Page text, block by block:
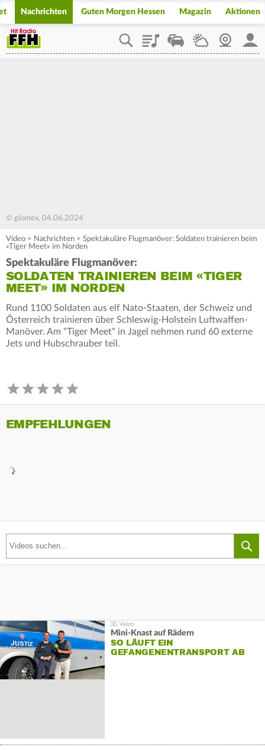
Nachrichten Guten Morgen Hessen Magazin Aktionen
PlaylistStaupilotWetterWebcam
© glomex, 04.06.2024
Video > Nachrichten > Spektakuläre Flugmanöver: Soldaten trainieren beim
«Tiger Meet» im Norden
Spektakuläre Flugmanöver:
SOLDATEN TRAINIEREN BEIM «TIGER
MEET» IM NORDEN
Rund 1100 Soldaten aus elf Nato-Staaten, der Schweiz und
Österreich trainieren über Schleswig-Holstein Luftwaffen-
Manöver. Am "Tiger Meet" in Jagel nehmen rund 60 externe
Jets und Hubschrauber teil.
EMPFEHLUNGEN
Mini-Knast auf Rädern
SO LÄUFT EIN
GEFANGENENTRANSPORT AB